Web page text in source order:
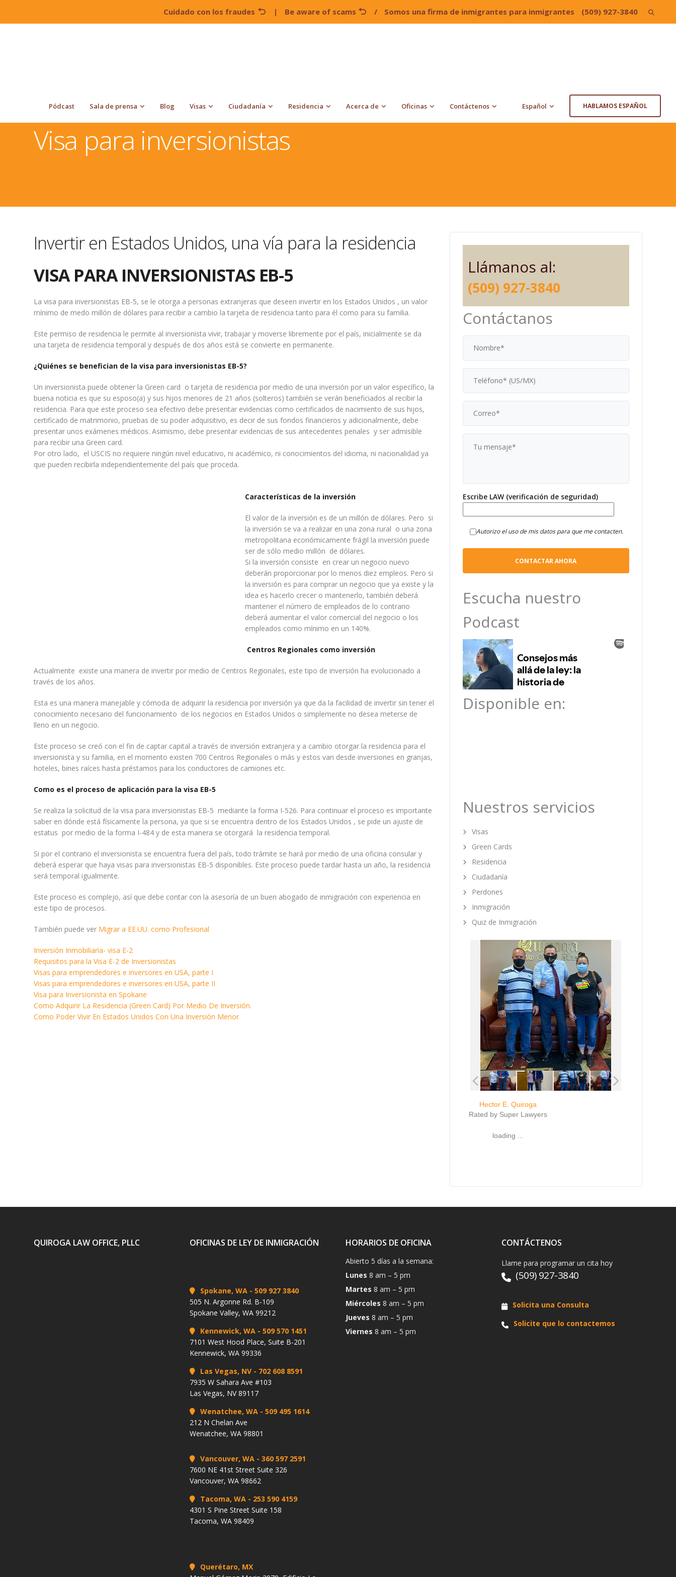
Cuidado con los fraudes | Be aware of scams / Somos una firma de inmigrantes para inmigrantes (509) 927-3840 Search
Pódcast Sala de prensa Blog Visas Ciudadanía Residencia Acerca de Oficinas Contáctenos Español HABLAMOS ESPAÑOL
Quiroga Law Office, PLLC Visa para inversionistas
Visa para inversionistas
Invertir en Estados Unidos, una vía para la residencia
VISA PARA INVERSIONISTAS EB-5
La visa para inversionistas EB-5, se le otorga a personas extranjeras que deseen invertir en los Estados Unidos , un valor
mínimo de medo millón de dólares para recibir a cambio la tarjeta de residencia tanto para él como para su familia.
Este permiso de residencia le permite al inversionista vivir, trabajar y moverse libremente por el país, inicialmente se da
una tarjeta de residencia temporal y después de dos años está se convierte en permanente.
¿Quiénes se benefician de la visa para inversionistas EB-5?
Un inversionista puede obtener la Green card o tarjeta de residencia por medio de una inversión por un valor específico, la
buena noticia es que su esposo(a) y sus hijos menores de 21 años (solteros) también se verán beneficiados al recibir la
residencia. Para que este proceso sea efectivo debe presentar evidencias como certificados de nacimiento de sus hijos,
certificado de matrimonio, pruebas de su poder adquisitivo, es decir de sus fondos financieros y adicionalmente, debe
presentar unos exámenes médicos. Asimismo, debe presentar evidencias de sus antecedentes penales y ser admisible
para recibir una Green card.
Por otro lado, el USCIS no requiere ningún nivel educativo, ni académico, ni conocimientos del idioma, ni nacionalidad ya
que pueden recibirla independientemente del país que proceda.
Características de la inversión
El valor de la inversión es de un millón de dólares. Pero si
la inversión se va a realizar en una zona rural o una zona
metropolitana económicamente frágil la inversión puede
ser de sólo medio millón de dólares.
Si la inversión consiste en crear un negocio nuevo
deberán proporcionar por lo menos diez empleos. Pero si
la inversión es para comprar un negocio que ya existe y la
idea es hacerlo crecer o mantenerlo, también deberá
mantener el número de empleados de lo contrario
deberá aumentar el valor comercial del negocio o los
empleados como mínimo en un 140%.
Centros Regionales como inversión
Actualmente existe una manera de invertir por medio de Centros Regionales, este tipo de inversión ha evolucionado a
través de los años.
Esta es una manera manejable y cómoda de adquirir la residencia por inversión ya que da la facilidad de invertir sin tener el
conocimiento necesario del funcionamiento de los negocios en Estados Unidos o simplemente no desea meterse de
lleno en un negocio.
Este proceso se creó con el fin de captar capital a través de inversión extranjera y a cambio otorgar la residencia para el
inversionista y su familia, en el momento existen 700 Centros Regionales o más y estos van desde inversiones en granjas,
hoteles, bines raíces hasta préstamos para los conductores de camiones etc.
Como es el proceso de aplicación para la visa EB-5
Se realiza la solicitud de la visa para inversionistas EB-5 mediante la forma I-526. Para continuar el proceso es importante
saber en dónde está físicamente la persona, ya que si se encuentra dentro de los Estados Unidos , se pide un ajuste de
estatus por medio de la forma I-484 y de esta manera se otorgará la residencia temporal.
Si por el contrario el inversionista se encuentra fuera del país, todo trámite se hará por medio de una oficina consular y
deberá esperar que haya visas para inversionistas EB-5 disponibles. Este proceso puede tardar hasta un año, la residencia
será temporal igualmente.
Este proceso es complejo, así que debe contar con la asesoría de un buen abogado de inmigración con experiencia en
este tipo de procesos.
También puede ver Migrar a EE.UU. como Profesional
Inversión Inmobiliaria- visa E-2
Requisitos para la Visa E-2 de Inversionistas
Visas para emprendedores e inversores en USA, parte I
Visas para emprendedores e inversores en USA, parte II
Visa para Inversionista en Spokane
Como Adquirir La Residencia (Green Card) Por Medio De Inversión.
Como Poder Vivir En Estados Unidos Con Una Inversión Menor
Llámanos al:
(509) 927-3840
Contáctanos
Escribe LAW (verificación de seguridad)
Autorizo el uso de mis datos para que me contacten.
Escucha nuestro
Podcast
Disponible en:
Nuestros servicios
Visas
Green Cards
Residencia
Ciudadanía
Perdones
Inmigración
Quiz de Inmigración
Hector E. Quiroga
Rated by Super Lawyers
loading ...
QUIROGA LAW OFFICE, PLLC OFICINAS DE LEY DE INMIGRACIÓN
Spokane, WA - 509 927 3840
505 N. Argonne Rd. B-109
Spokane Valley, WA 99212
Kennewick, WA - 509 570 1451
7101 West Hood Place, Suite B-201
Kennewick, WA 99336
Las Vegas, NV - 702 608 8591
7935 W Sahara Ave #103
Las Vegas, NV 89117
Wenatchee, WA - 509 495 1614
212 N Chelan Ave
Wenatchee, WA 98801
Vancouver, WA - 360 597 2591
7600 NE 41st Street Suite 326
Vancouver, WA 98662
Tacoma, WA - 253 590 4159
4301 S Pine Street Suite 158
Tacoma, WA 98409
Querétaro, MX
HORARIOS DE OFICINA
Abierto 5 días a la semana:
Lunes 8 am – 5 pm
Martes 8 am – 5 pm
Miércoles 8 am – 5 pm
Jueves 8 am – 5 pm
Viernes 8 am – 5 pm
CONTÁCTENOS
Llame para programar un cita hoy
(509) 927-3840
Solicita una Consulta
Solicite que lo contactemos